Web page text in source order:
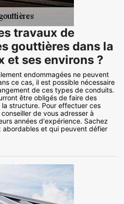
travaux de
gouttières dans la
et ses environs ?
endommagées ne peuvent
ce cas, il est possible nécessaire
de ces types de conduits.
être obligés de faire des
structure. Pour effectuer ces
de vous adresser à
années d'expérience. Sachez
et qui peuvent défier